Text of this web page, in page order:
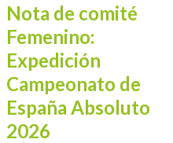
Nota de comité
Femenino:
Expedición
Campeonato de
España Absoluto
2026